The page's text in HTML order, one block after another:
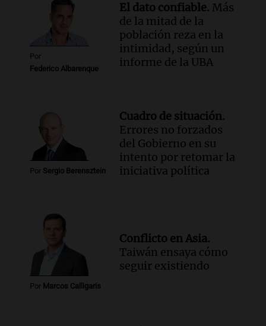
Por
Federico Albarenque
El dato confiable. Más
de la mitad de la
población reza en la
intimidad, según un
informe de la UBA
Por Sergio Berensztein
Cuadro de situación.
Errores no forzados
del Gobierno en su
intento por retomar la
iniciativa política
Por Marcos Calligaris
Conflicto en Asia.
Taiwán ensaya cómo
seguir existiendo